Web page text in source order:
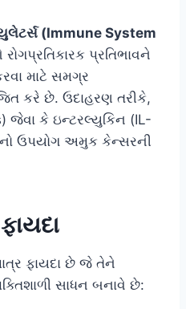
(Immune System
પ્રતિભાવને
માટે સમગ્ર
કરે છે. ઉદાહરણ તરીકે,
જેવા કે ઇન્ટરલ્યુકિન (IL-
ઉપયોગ અમુક કેન્સરની
ફાયદા છે જે તેને
સાધન બનાવે છે: